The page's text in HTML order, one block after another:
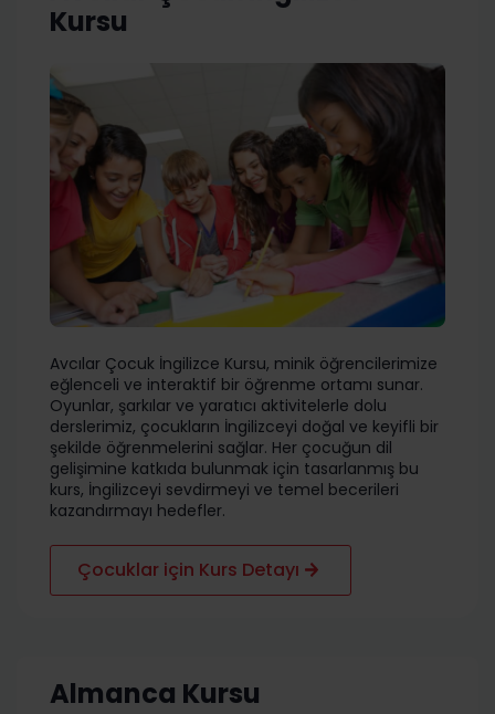
Kursu
Avcılar Çocuk İngilizce Kursu, minik öğrencilerimize
eğlenceli ve interaktif bir öğrenme ortamı sunar.
Oyunlar, şarkılar ve yaratıcı aktivitelerle dolu
derslerimiz, çocukların İngilizceyi doğal ve keyifli bir
şekilde öğrenmelerini sağlar. Her çocuğun dil
gelişimine katkıda bulunmak için tasarlanmış bu
kurs, İngilizceyi sevdirmeyi ve temel becerileri
kazandırmayı hedefler.
Çocuklar için Kurs Detayı
Almanca Kursu